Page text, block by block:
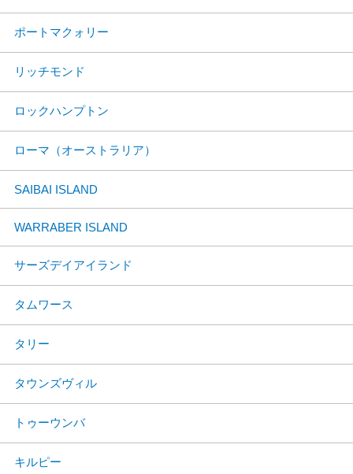
ポートマクォリー
リッチモンド
ロックハンプトン
ローマ（オーストラリア）
SAIBAI ISLAND
WARRABER ISLAND
サーズデイアイランド
タムワース
タリー
タウンズヴィル
トゥーウンバ
キルピー